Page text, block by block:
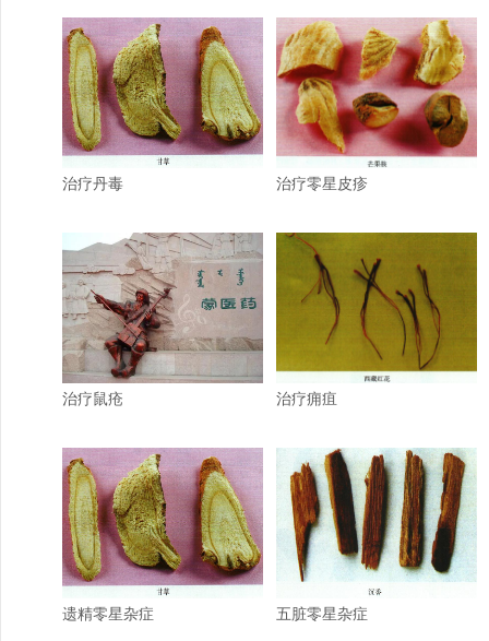
治疗丹毒 治疗零星皮疹
治疗鼠疮 治疗痈疽
遗精零星杂症 五脏零星杂症